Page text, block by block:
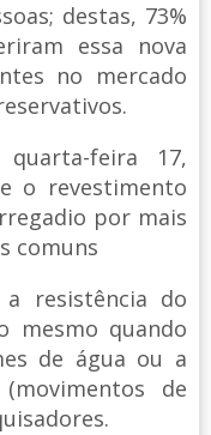
destas, 73%
essa nova
no mercado
feira 17,
o revestimento
por mais
comuns
resistência do
mesmo quando
de água ou a
de